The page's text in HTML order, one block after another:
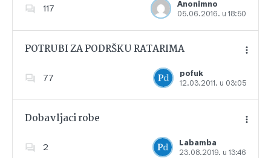
117
Anonimno
05.06.2016. u 18:50
Dodajte u favorite
POTRUBI ZA PODRŠKU RATARIMA
77
pofuk
12.03.2011. u 03:05
Dodajte u favorite
Dobavljaci robe
2
Labamba
23.08.2019. u 13:46
Dodajte u favorite